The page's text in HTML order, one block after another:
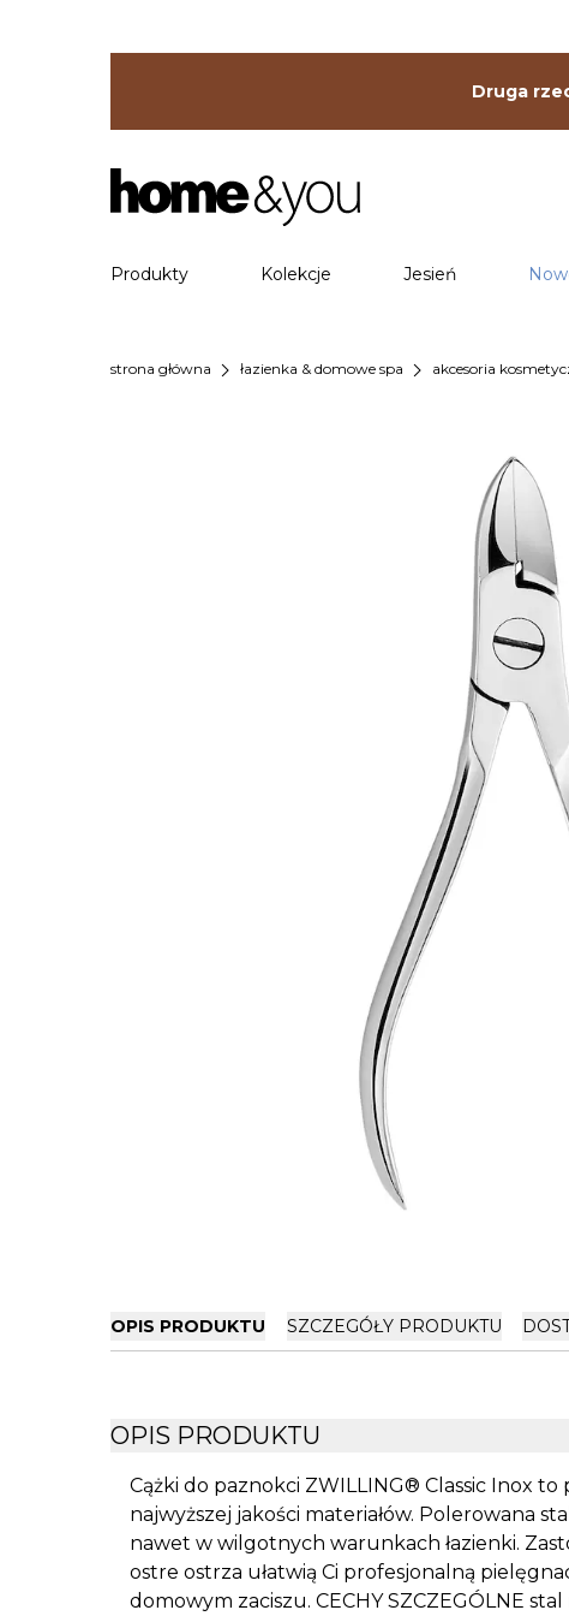
Druga
Produkty Kolekcje Jesień
strona główna chevron_right łazienka & domowe spa chevron_right akcesoria
OPIS PRODUKTU SZCZEGÓŁY PRODUKTU
OPIS PRODUKTU
Cążki do paznokci ZWILLING® Classic Inox to
najwyższej jakości materiałów. Polerowana
nawet w wilgotnych warunkach łazienki.
ostre ostrza ułatwią Ci profesjonalną
domowym zaciszu. CECHY SZCZEGÓLNE